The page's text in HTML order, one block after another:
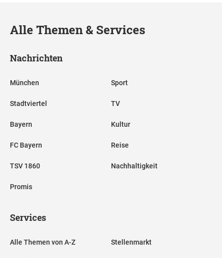
Alle Themen & Services
Nachrichten
München
Stadtviertel
Bayern
FC Bayern
TSV 1860
Promis
Sport
TV
Kultur
Reise
Nachhaltigkeit
Services
Alle Themen von A-Z Stellenmarkt